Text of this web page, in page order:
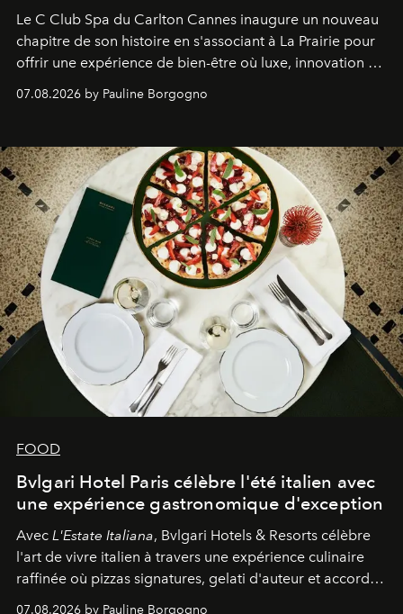
Le C Club Spa du Carlton Cannes inaugure un nouveau
chapitre de son histoire en s'associant à La Prairie pour
offrir une expérience de bien-être où luxe, innovation et
expertise se rencontrent.
07.08.2026 by Pauline Borgogno
FOOD
Bvlgari Hotel Paris célèbre l'été italien avec
une expérience gastronomique d'exception
Avec L'Estate Italiana, Bvlgari Hotels & Resorts célèbre
l'art de vivre italien à travers une expérience culinaire
raffinée où pizzas signatures, gelati d'auteur et accords
d'exception composent un véritable voyage sensoriel.
07.08.2026 by Pauline Borgogno